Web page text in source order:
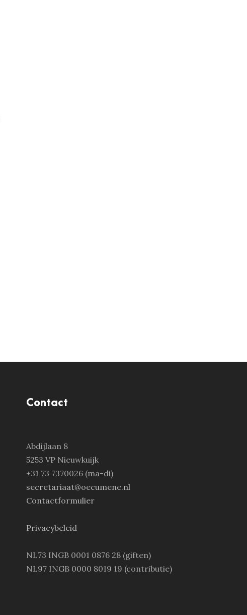
Contact
Abdijlaan 8
5253 VP Nieuwkuijk
+31 73 7370026 (ma-di)
secretariaat@oecumene.nl
Contactformulier
Privacybeleid
NL73 INGB 0001 0876 28 (giften)
NL97 INGB 0000 8019 19 (contributie)